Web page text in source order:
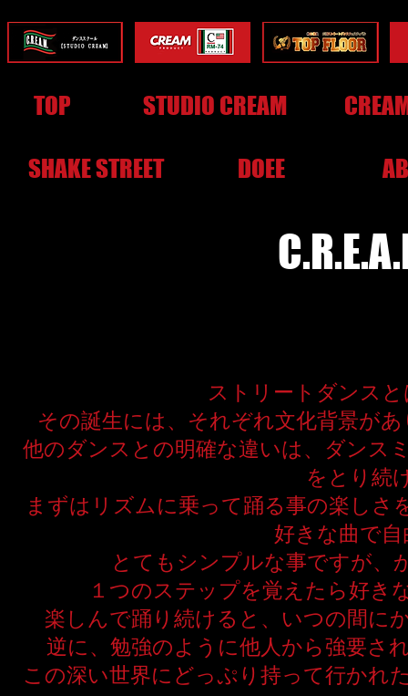
TOP STUDIO CREAM
SHAKE STREET DOEE
ストリートダンス
その誕生には、それぞれ文化背景が
他のダンスとの明確な違いは、ダンス
をとり続
まずはリズムに乗って踊る事の楽しさ
好きな曲で
とてもシンプルな事ですが、
１つのステップを覚えたら好き
楽しんで踊り続けると、いつの間に
逆に、勉強のように他人から強要さ
この深い世界にどっぷり持って行かれ